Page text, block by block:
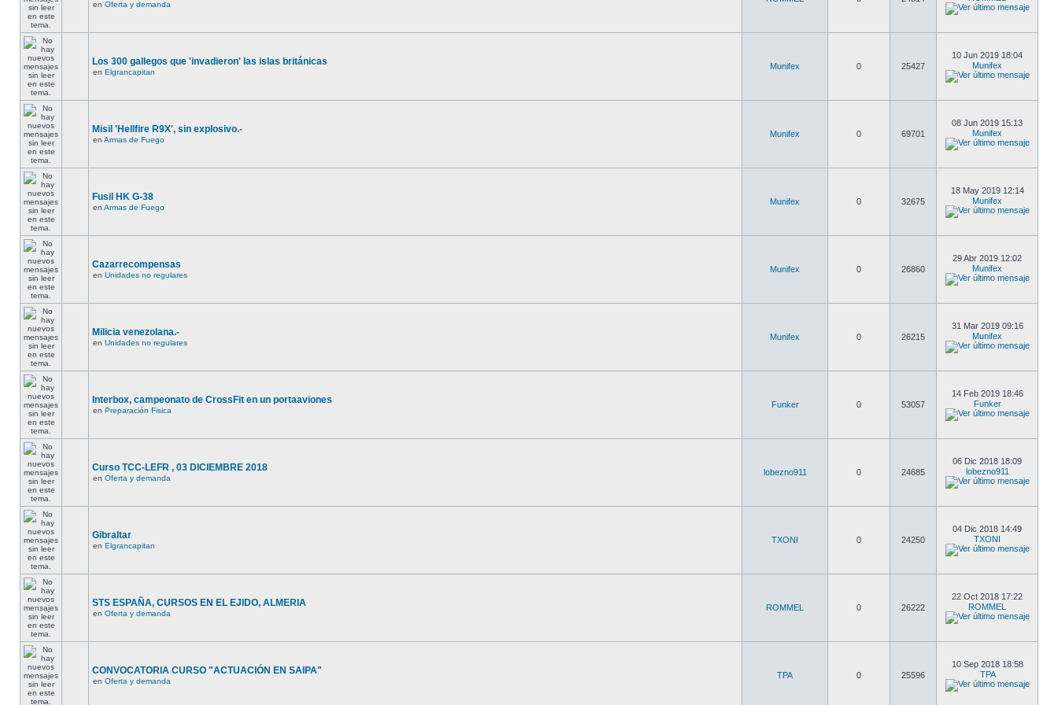
en Oferta y demanda
Los 300 gallegos que 'invadieron' las islas británicas
en Elgrancapitan
Munifex 0 25427
10 Jun 2019 18:04
Munifex
Misil 'Hellfire R9X', sin explosivo.-
en Armas de Fuego
Munifex 0 69701
08 Jun 2019 15:13
Munifex
Fusil HK G-38
en Armas de Fuego
Munifex 0 32675
18 May 2019 12:14
Munifex
Cazarrecompensas
en Unidades no regulares
Munifex 0 26860
29 Abr 2019 12:02
Munifex
Milicia venezolana.-
en Unidades no regulares
Munifex 0 26215
31 Mar 2019 09:16
Munifex
Interbox, campeonato de CrossFit en un portaaviones
en Preparación Fisica
Funker 0 53057
14 Feb 2019 18:46
Funker
Curso TCC-LEFR , 03 DICIEMBRE 2018
en Oferta y demanda
lobezno911 0 24685
06 Dic 2018 18:09
lobezno911
Gibraltar
en Elgrancapitan
TXONI 0 24250
04 Dic 2018 14:49
TXONI
STS ESPAÑA, CURSOS EN EL EJIDO, ALMERIA
en Oferta y demanda
ROMMEL 0 26222
22 Oct 2018 17:22
ROMMEL
CONVOCATORIA CURSO "ACTUACIÓN EN SAIPA"
en Oferta y demanda
TPA 0 25596
10 Sep 2018 18:58
TPA